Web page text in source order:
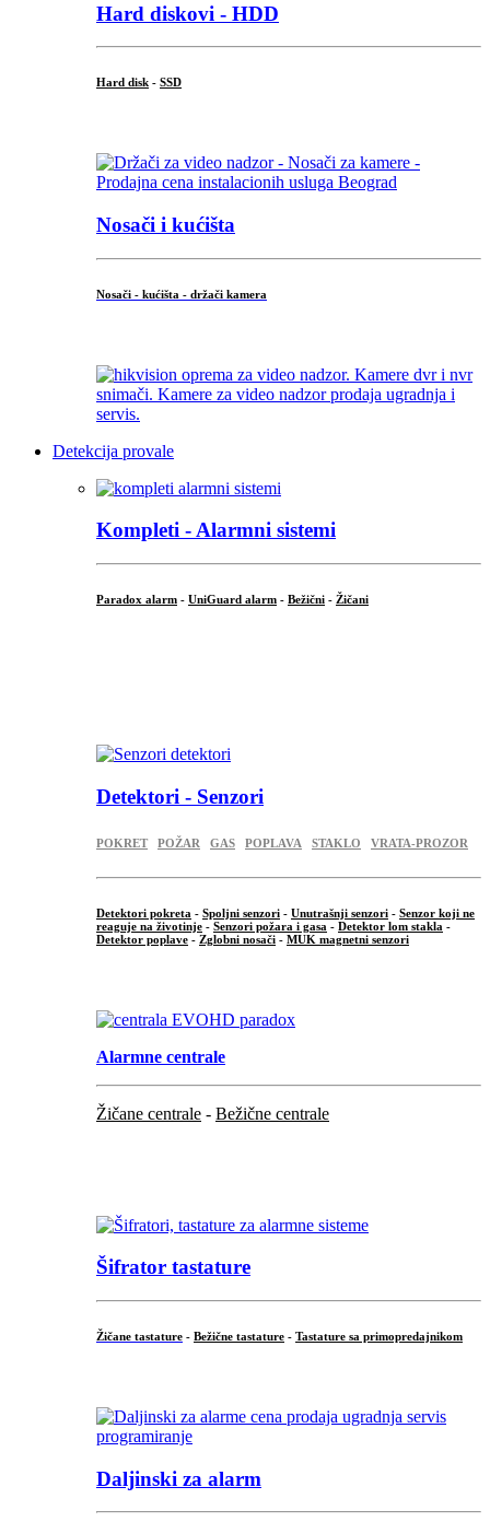
Hard diskovi - HDD
Hard disk - SSD
Nosači i kućišta
Nosači - kućišta - držači kamera
Detekcija provale
Kompleti - Alarmni sistemi
Paradox alarm - UniGuard alarm - Bežični - Žičani
Detektori - Senzori
POKRET POŽAR GAS POPLAVA STAKLO VRATA-PROZOR
Detektori pokreta - Spoljni senzori - Unutrašnji senzori - Senzor koji ne
reaguje na životinje - Senzori požara i gasa - Detektor lom stakla -
Detektor poplave - Zglobni nosači - MUK magnetni senzori
Alarmne centrale
Žičane centrale - Bežične centrale
Šifrator tastature
Žičane tastature - Bežične tastature - Tastature sa primopredajnikom
Daljinski za alarm